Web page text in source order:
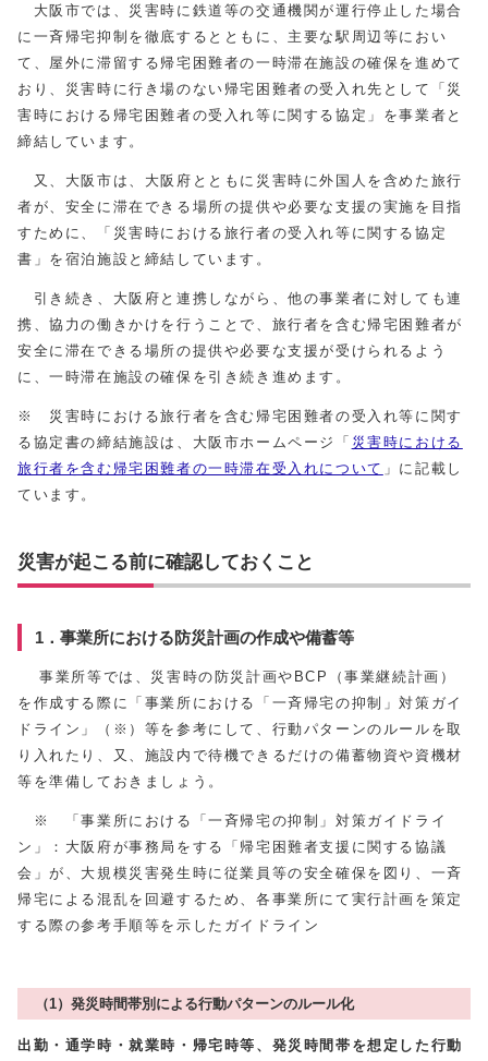
大阪市では、災害時に鉄道等の交通機関が運行停止した場合
に一斉帰宅抑制を徹底するとともに、主要な駅周辺等におい
て、屋外に滞留する帰宅困難者の一時滞在施設の確保を進めて
おり、災害時に行き場のない帰宅困難者の受入れ先として「災
害時における帰宅困難者の受入れ等に関する協定」を事業者と
締結しています。
又、大阪市は、大阪府とともに災害時に外国人を含めた旅行
者が、安全に滞在できる場所の提供や必要な支援の実施を目指
すために、「災害時における旅行者の受入れ等に関する協定
書」を宿泊施設と締結しています。
引き続き、大阪府と連携しながら、他の事業者に対しても連
携、協力の働きかけを行うことで、旅行者を含む帰宅困難者が
安全に滞在できる場所の提供や必要な支援が受けられるよう
に、一時滞在施設の確保を引き続き進めます。
※ 災害時における旅行者を含む帰宅困難者の受入れ等に関す
る協定書の締結施設は、大阪市ホームページ「 災害時における
旅行者を含む帰宅困難者の一時滞在受入れについて 」に記載し
ています。
災害が起こる前に確認しておくこと
1．事業所における防災計画の作成や備蓄等
事業所等では、災害時の防災計画やBCP（事業継続計画）
を作成する際に「事業所における「一斉帰宅の抑制」対策ガイ
ドライン」（※）等を参考にして、行動パターンのルールを取
り入れたり、又、施設内で待機できるだけの備蓄物資や資機材
等を準備しておきましょう。
※ 「事業所における「一斉帰宅の抑制」対策ガイドライ
ン」：大阪府が事務局をする「帰宅困難者支援に関する協議
会」が、大規模災害発生時に従業員等の安全確保を図り、一斉
帰宅による混乱を回避するため、各事業所にて実行計画を策定
する際の参考手順等を示したガイドライン
（1）発災時間帯別による行動パターンのルール化
出勤・通学時・就業時・帰宅時等、発災時間帯を想定した行動